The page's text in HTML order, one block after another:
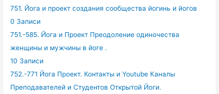
751. Йога и проект создания сообщества йогинь и йогов
0 Записи
751.-585. Йога и Проект Преодоление одиночества
женщины и мужчины в йоге .
10 Записи
752.-771 Йога Проект. Контакты и Youtube Каналы
Преподавателей и Студентов Открытой Йоги.